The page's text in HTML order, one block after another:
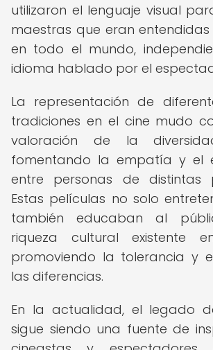
utilizaron el lenguaje visual
maestras que eran
en todo el mundo,
idioma hablado por el
La representación de
tradiciones en el cine mudo
valoración de la
fomentando la empatía y el
entre personas de distintas
Estas películas no solo
también educaban al
riqueza cultural existente
promoviendo la tolerancia y
las diferencias.
En la actualidad, el legado
sigue siendo una fuente de